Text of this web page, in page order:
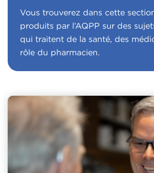
Vous trouverez dans cette
produits par l’AQPP sur des
qui traitent de la santé, des
rôle du pharmacien.